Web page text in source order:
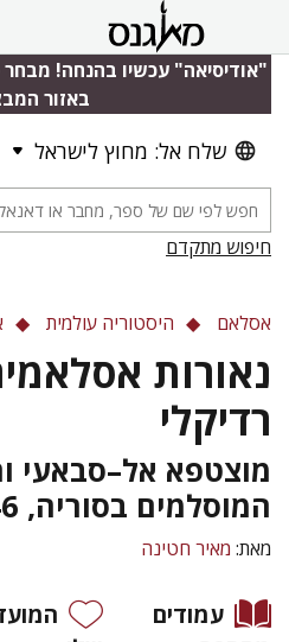
"אודיסיאה" עכשיו בהנחה!
באזור
שלח אל: מחוץ לישראל
חיפוש מתקדם
אסלאם היסטוריה עולמית
נאורות
רדיקלי
מוצטפא אל–סבאעי
המוסלמים בסוריה, 1964-1946
מאת: מאיר חטינה
עמודים